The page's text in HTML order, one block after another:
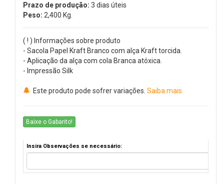
Prazo de produção: 3 dias úteis
Peso: 2,400 Kg.
( ! ) Informações sobre produto
- Sacola Papel Kraft Branco com alça Kraft torcida.
- Aplicação da alça com cola Branca atóxica.
- Impressão Silk
Este produto pode sofrer variações. Saiba mais
Baixe o Gabarito!
Insira Observações se necessário: